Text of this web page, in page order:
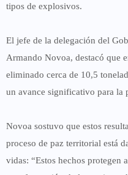
tipos de explosivos.
El jefe de la delegación del
Armando Novoa, destacó que
eliminado cerca de 10,5
un avance significativo para la
Novoa sostuvo que estos
proceso de paz territorial está
vidas: “Estos hechos protegen